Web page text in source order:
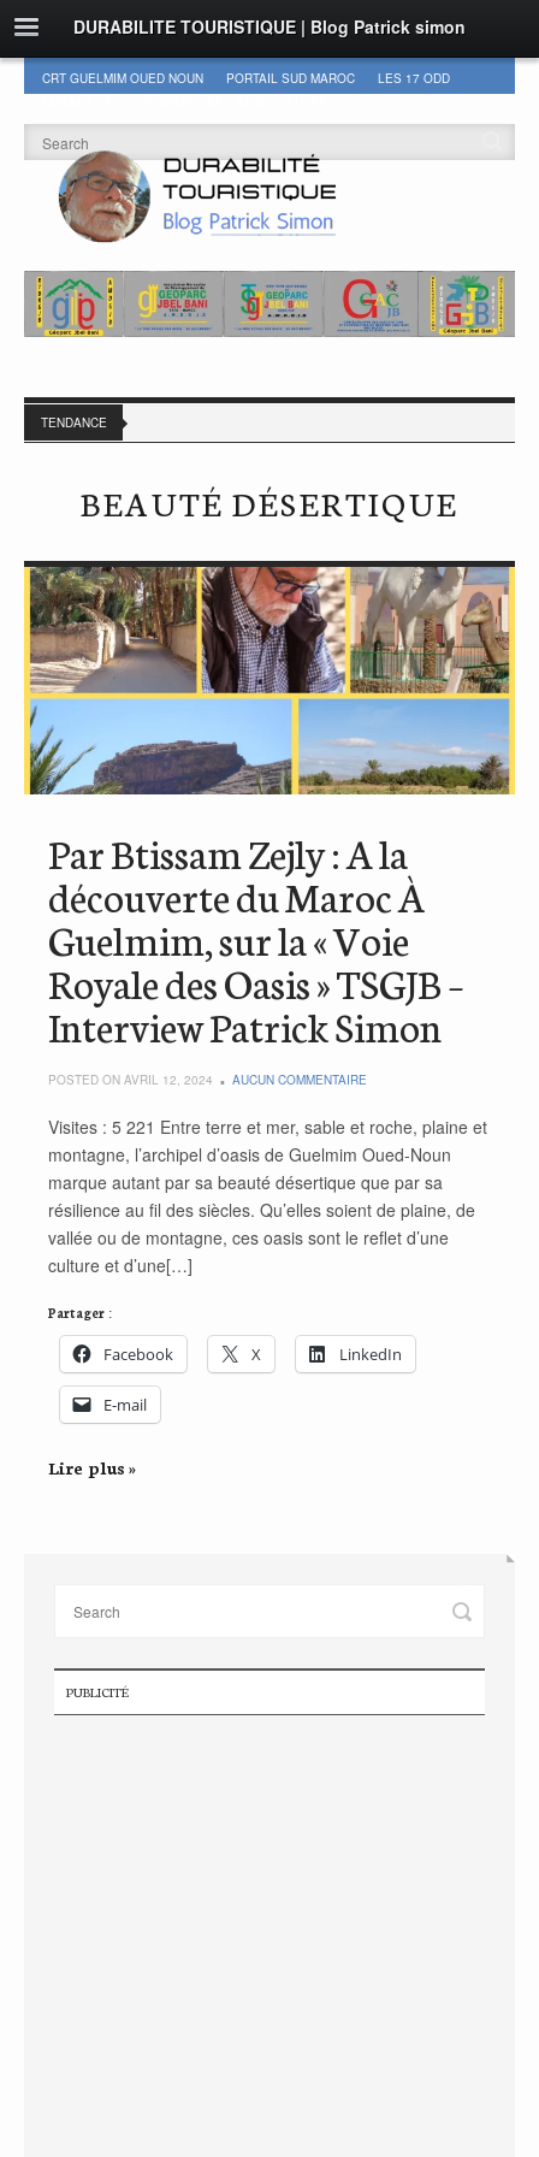
DURABILITE TOURISTIQUE | Blog Patrick simon
CRT GUELMIM OUED NOUN PORTAIL SUD MAROC
LES 17 ODD
TENDANCE
BEAUTÉ DÉSERTIQUE
Par Btissam Zejly : A la
découverte du Maroc À
Guelmim, sur la « Voie
Royale des Oasis » TSGJB –
Interview Patrick Simon
POSTED ON AVRIL 12, 2024 AUCUN COMMENTAIRE
Visites : 5 221 Entre terre et mer, sable et roche, plaine et
montagne, l’archipel d’oasis de Guelmim Oued-Noun
marque autant par sa beauté désertique que par sa
résilience au fil des siècles. Qu’elles soient de plaine, de
vallée ou de montagne, ces oasis sont le reflet d’une
culture et d’une[…]
Partager :
Facebook X LinkedIn
E-mail
Lire plus »
PUBLICITÉ